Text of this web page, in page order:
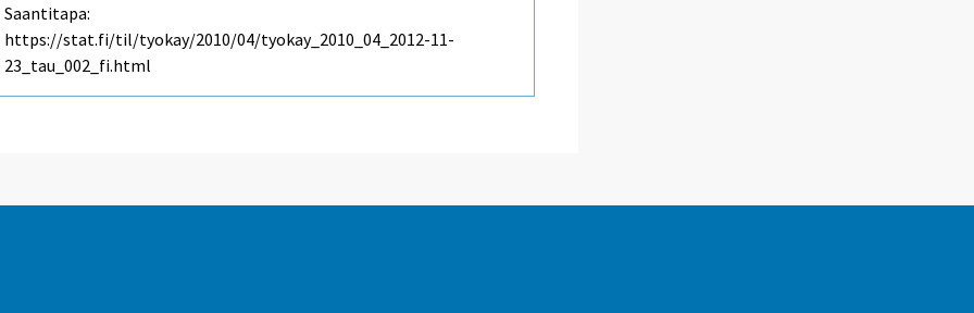
Saantitapa:
https://stat.fi/til/tyokay/2010/04/tyokay_2010_04_2012-11-
23_tau_002_fi.html